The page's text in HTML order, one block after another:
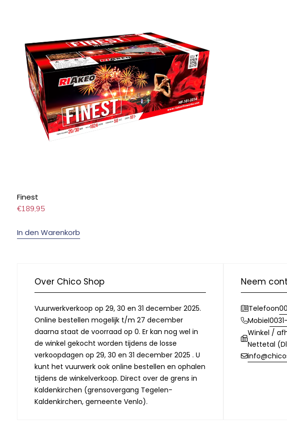
Finest
€189,95
In den Warenkorb
Over Chico Shop
Vuurwerkverkoop op 29, 30 en 31 december 2025.
Online bestellen mogelijk t/m 27 december
daarna staat de voorraad op 0. Er kan nog wel in
de winkel gekocht worden tijdens de losse
verkoopdagen op 29, 30 en 31 december 2025 . U
kunt het vuurwerk ook online bestellen en ophalen
tijdens de winkelverkoop. Direct over de grens in
Kaldenkirchen (grensovergang Tegelen-
Kaldenkirchen, gemeente Venlo).
Neem
Telefoon
Mobiel
Winkel /
Nettetal